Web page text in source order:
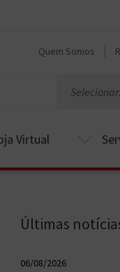
Quem Somos
Selecionar:
Virtual
Últimas
06/08/2026